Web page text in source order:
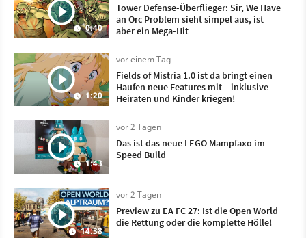
0:40
Tower Defense-Überflieger: Sir, We Have
an Orc Problem sieht simpel aus, ist
aber ein Mega-Hit
1:20
vor einem Tag
Fields of Mistria 1.0 ist da bringt einen
Haufen neue Features mit – inklusive
Heiraten und Kinder kriegen!
1:43
vor 2 Tagen
Das ist das neue LEGO Mampfaxo im
Speed Build
14:38
vor 2 Tagen
Preview zu EA FC 27: Ist die Open World
die Rettung oder die komplette Hölle!